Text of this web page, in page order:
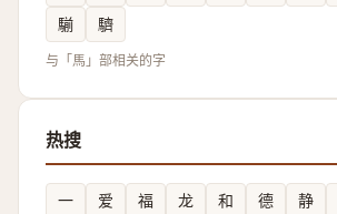
騚
䮺
与「馬」部相关的字
热搜
一 爱 福 龙 和 德 静